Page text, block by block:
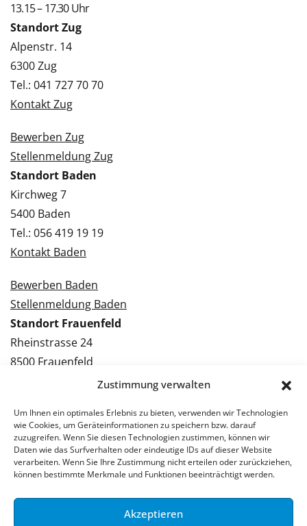
Zustimmung verwalten
Um Ihnen ein optimales Erlebnis zu bieten, verwenden wir Technologien
wie Cookies, um Geräteinformationen zu speichern bzw. darauf
zuzugreifen. Wenn Sie diesen Technologien zustimmen, können wir
Daten wie das Surfverhalten oder eindeutige IDs auf dieser Website
verarbeiten. Wenn Sie Ihre Zustimmung nicht erteilen oder zurückziehen,
können bestimmte Merkmale und Funktionen beeinträchtigt werden.
Akzeptieren
13.15 – 17.30 Uhr
Standort Zug
Alpenstr. 14
6300 Zug
Tel.: 041 727 70 70
Kontakt Zug
Bewerben Zug
Stellenmeldung Zug
Standort Baden
Kirchweg 7
5400 Baden
Tel.: 056 419 19 19
Kontakt Baden
Bewerben Baden
Stellenmeldung Baden
Standort Frauenfeld
Rheinstrasse 24
8500 Frauenfeld
Tel.: 052 224 09 09
Bewerben Frauenfeld
Stellenmeldung Frauenfeld
© 2026 Stellenpartner AG